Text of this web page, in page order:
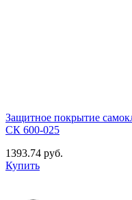
Защитное покрытие
СК 600-025
1393.74 руб.
Купить